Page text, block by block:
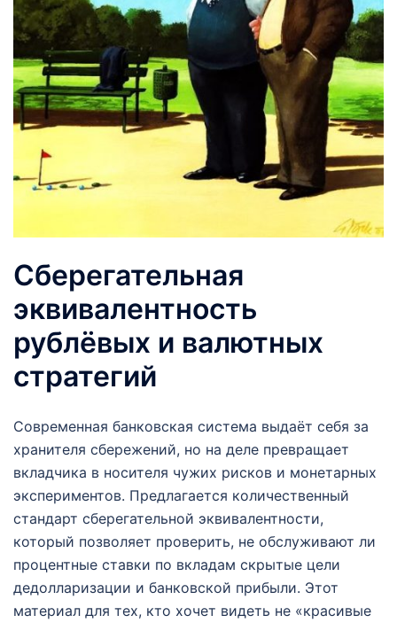
Сберегательная
эквивалентность
рублёвых и валютных
стратегий
Современная банковская система выдаёт себя за
хранителя сбережений, но на деле превращает
вкладчика в носителя чужих рисков и монетарных
экспериментов. Предлагается количественный
стандарт сберегательной эквивалентности,
который позволяет проверить, не обслуживают ли
процентные ставки по вкладам скрытые цели
дедолларизации и банковской прибыли. Этот
материал для тех, кто хочет видеть не «красивые